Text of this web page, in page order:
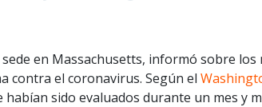
en Massachusetts, informó sobre los
contra el coronavirus. Según el
sido evaluados durante un mes y